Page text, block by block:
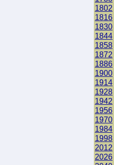
1802
1816
1830
1844
1858
1872
1886
1900
1914
1928
1942
1956
1970
1984
1998
2012
2026